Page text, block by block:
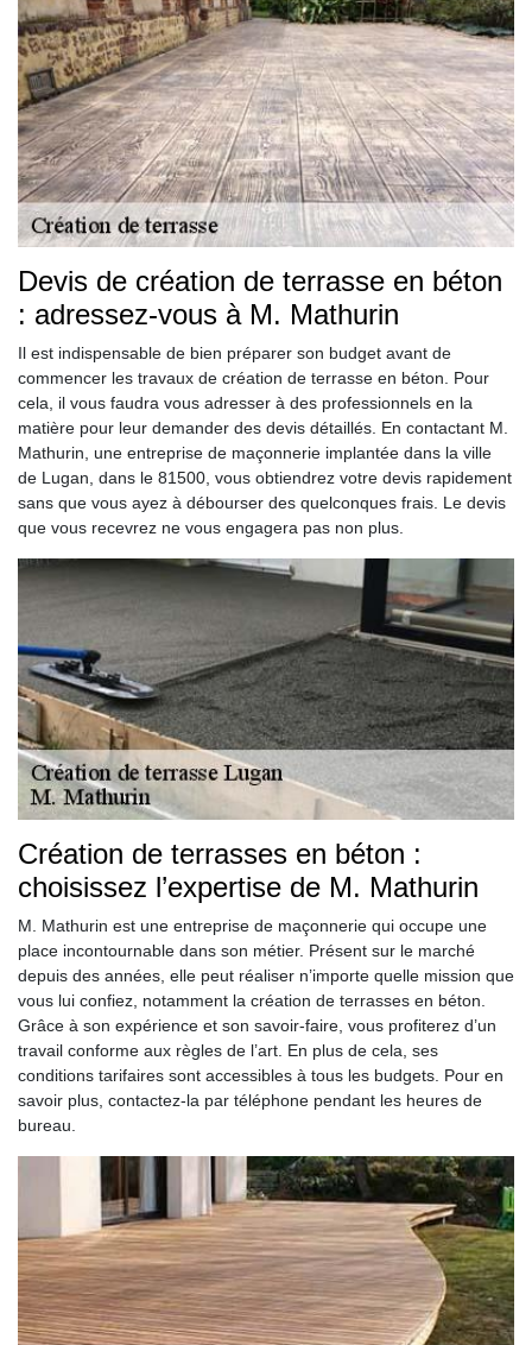
Devis de création de terrasse en béton
: adressez-vous à M. Mathurin
Il est indispensable de bien préparer son budget avant de
commencer les travaux de création de terrasse en béton. Pour
cela, il vous faudra vous adresser à des professionnels en la
matière pour leur demander des devis détaillés. En contactant M.
Mathurin, une entreprise de maçonnerie implantée dans la ville
de Lugan, dans le 81500, vous obtiendrez votre devis rapidement
sans que vous ayez à débourser des quelconques frais. Le devis
que vous recevrez ne vous engagera pas non plus.
Création de terrasses en béton :
choisissez l’expertise de M. Mathurin
M. Mathurin est une entreprise de maçonnerie qui occupe une
place incontournable dans son métier. Présent sur le marché
depuis des années, elle peut réaliser n’importe quelle mission que
vous lui confiez, notamment la création de terrasses en béton.
Grâce à son expérience et son savoir-faire, vous profiterez d’un
travail conforme aux règles de l’art. En plus de cela, ses
conditions tarifaires sont accessibles à tous les budgets. Pour en
savoir plus, contactez-la par téléphone pendant les heures de
bureau.